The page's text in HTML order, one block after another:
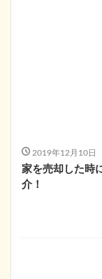
2019年12月10日
家を売却した時
介！